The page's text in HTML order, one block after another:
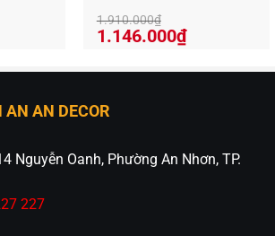
1.910.000₫
Giá
là:
1.146.000₫Giá
hiện
tại
AN DECOR
Nguyễn Oanh, Phường An Nhơn, TP.
227